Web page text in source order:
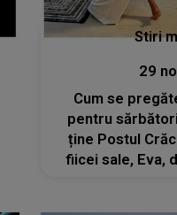
Stiri
29
Cum se
pentru
ține Postul
fiicei sale, Eva,